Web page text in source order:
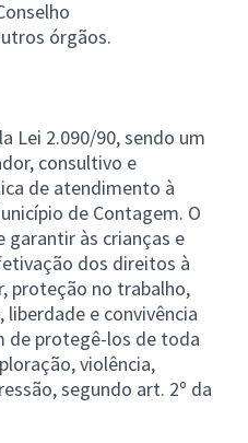
órgãos.
Lei 2.090/90, sendo um
consultivo e
de atendimento à
de Contagem. O
às crianças e
dos direitos à
proteção no trabalho,
e convivência
de protegê-los de toda
violência,
segundo art. 2º da